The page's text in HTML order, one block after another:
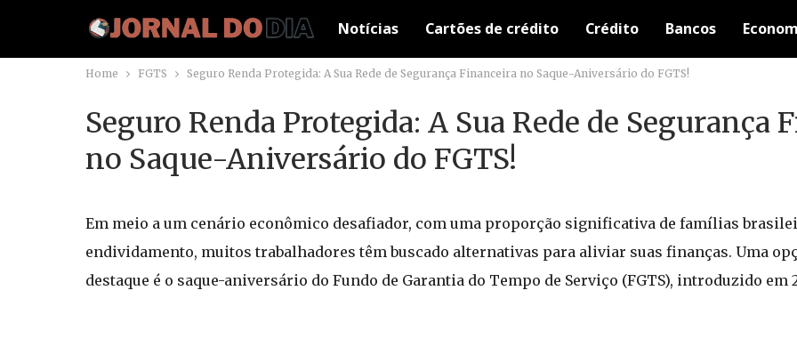
Notícias Cartões de crédito Crédito Bancos
Home FGTS Seguro Renda Protegida: A Sua Rede de Segurança Financeira no Saque-Aniversário do FGTS!
Seguro Renda Protegida: A Sua Rede de Segurança
no Saque-Aniversário do FGTS!
Em meio a um cenário econômico desafiador, com uma proporção significativa de famílias
endividamento, muitos trabalhadores têm buscado alternativas para aliviar suas finanças. Uma
destaque é o saque-aniversário do Fundo de Garantia do Tempo de Serviço (FGTS), introduzido em